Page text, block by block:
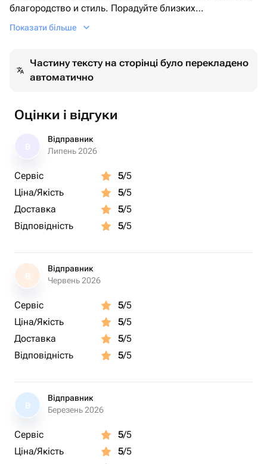
благородство и стиль. Порадуйте близких
композицией, которая без слов расскажет о самых
Показати більше
Частину тексту на сторінці було перекладено
автоматично
Оцінки і відгуки
Відправник
Липень 2026
Сервіс 5/5
Ціна/Якість
5/5
Доставка
5/5
Відповідність
5/5
В
Відправник
Червень 2026
Сервіс 5/5
Ціна/Якість
5/5
Доставка
5/5
Відповідність
5/5
В
Відправник
Березень 2026
Сервіс 5/5
Ціна/Якість
5/5